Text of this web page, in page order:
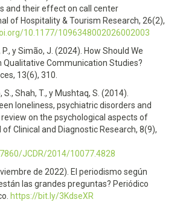
and their effect on call center
of Hospitality & Tourism Research, 26(2),
10.1177/1096348002026002003
P., y Simão, J. (2024). How Should We
Qualitative Communication Studies?
13(6), 310.
S., Shah, T., y Mushtaq, S. (2014).
loneliness, psychiatric disorders and
on the psychological aspects of
of Clinical and Diagnostic Research, 8(9),
JCDR/2014/10077.4828
de 2022). El periodismo según
las grandes preguntas? Periódico
https://bit.ly/3KdseXR